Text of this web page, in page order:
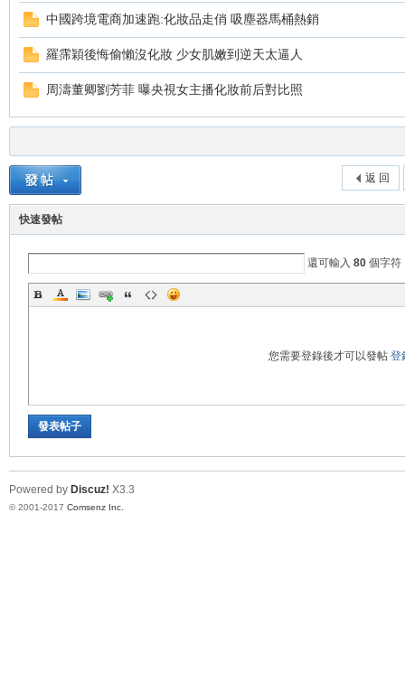
中國跨境電商加速跑:化妝品走俏 吸塵器馬桶熱銷
羅霈穎後悔偷懶沒化妝 少女肌嫩到逆天太逼人
周濤董卿劉芳菲 曝央視女主播化妝前后對比照
返 回
快速發帖
還可輸入 80個字符
您需要登錄後才可以發帖 登
發表帖子
Powered by Discuz! X3.3
© 2001-2017 Comsenz Inc.